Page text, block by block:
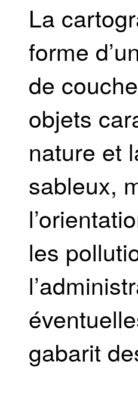
La
forme
de
objets
nature et
sableux,
les
gabarit